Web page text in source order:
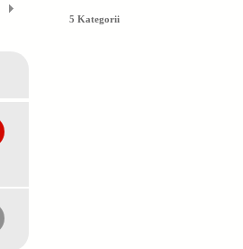
5 Kategorii